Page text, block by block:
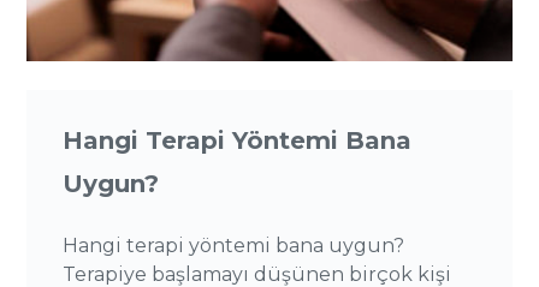
Hangi Terapi Yöntemi Bana
Uygun?
Hangi terapi yöntemi bana uygun?
Terapiye başlamayı düşünen birçok kişi